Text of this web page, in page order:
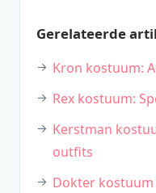
Gerelateerde
Kron kostuum:
Rex kostuum:
Kerstman
outfits
Dokter